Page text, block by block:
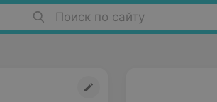
Поиск по сайту